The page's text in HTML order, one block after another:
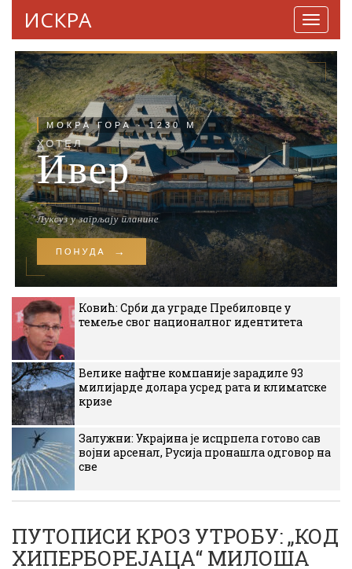
ИСКРА
Ковић: Срби да уграде Пребиловце у
темеље свог националног идентитета
Велике нафтне компаније зарадиле 93
милијарде долара усред рата и климатске
кризе
Залужни: Украјина је исцрпела готово сав
војни арсенал, Русија пронашла одговор на
све
ПУТОПИСИ КРОЗ УТРОБУ: „КОД
ХИПЕРБОРЕЈАЦА“ МИЛОША